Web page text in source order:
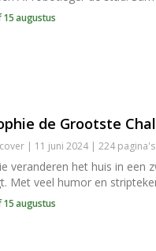
15 augustus
de Grootste
| 11 juni 2024 | 224
veranderen het huis in een
Met veel humor en
15 augustus